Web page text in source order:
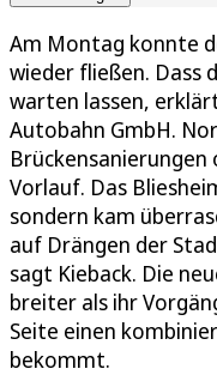
Am Montag konnte
wieder fließen. Dass
warten lassen,
Autobahn GmbH.
Vorlauf. Das
sondern kam
auf Drängen der
sagt Kieback. Die
breiter als ihr
Seite einen
bekommt.